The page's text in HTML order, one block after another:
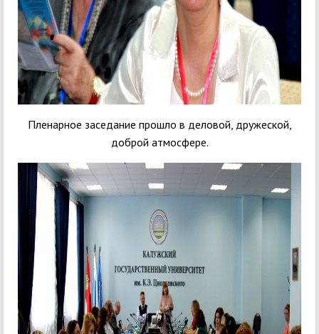
Пленарное заседание прошло в деловой, дружеской,
доброй атмосфере.